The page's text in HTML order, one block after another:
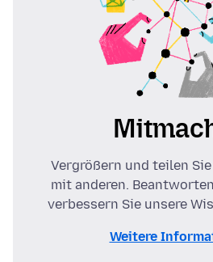
Vergrößern und teilen
mit anderen.
verbessern Sie unsere
Weitere